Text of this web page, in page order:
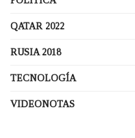
QATAR 2022
RUSIA 2018
TECNOLOGÍA
VIDEONOTAS